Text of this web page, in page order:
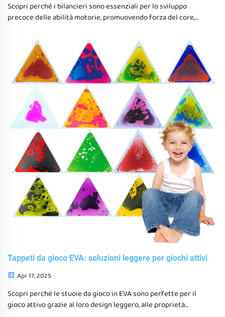
Scopri perché i bilancieri sono essenziali per lo sviluppo
precoce delle abilità motorie, promuovendo forza del core,
preveniscono i piedi piatti ed migliorano la concentrazione.
Esplora i principi Montessori e scenari di gioco adattabili.
Tappeti da gioco EVA: soluzioni leggere per giochi attivi
Apr 17, 2025
Scopri perché le stuoie da gioco in EVA sono perfette per il
gioco attivo grazie al loro design leggero, alle proprietà